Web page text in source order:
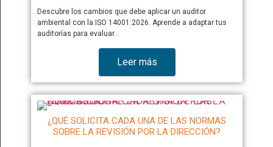
Descubre los cambios que debe aplicar un auditor
ambiental con la ISO 14001:2026. Aprende a adaptar tus
auditorías para evaluar…
Leer más
¿QUÉ SOLICITA CADA UNA DE LAS NORMAS
SOBRE LA REVISIÓN POR LA DIRECCIÓN?